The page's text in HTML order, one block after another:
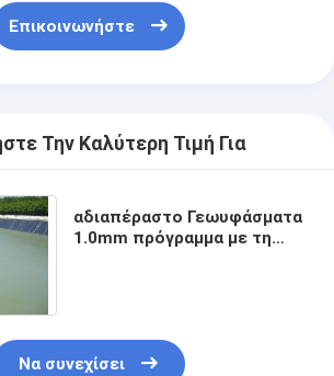
Επικοινωνήστε
Την Καλύτερη Τιμή Για
αδιαπέραστο Γεωυφάσματα
1.0mm πρόγραμμα με τη
Να συνεχίσει